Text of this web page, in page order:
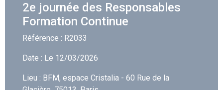
2e journée des Responsables
Formation Continue
Référence : R2033
Date : Le 12/03/2026
Lieu : BFM, espace Cristalia - 60 Rue de la